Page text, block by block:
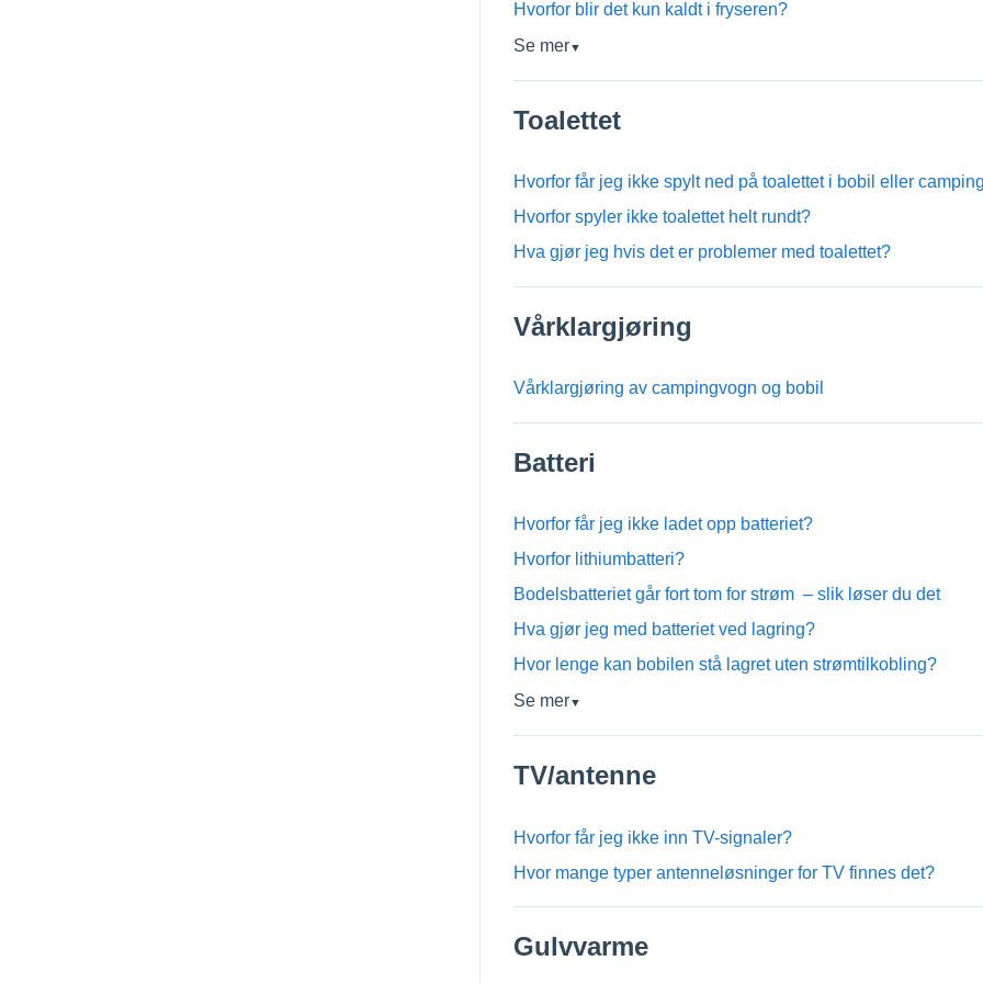
Hvorfor blir det kun kaldt i fryseren?
Se mer▼
Toalettet
Hvorfor får jeg ikke spylt ned på toalettet i bobil eller
Hvorfor spyler ikke toalettet helt rundt?
Hva gjør jeg hvis det er problemer med toalettet?
Vårklargjøring
Vårklargjøring av campingvogn og bobil
Batteri
Hvorfor får jeg ikke ladet opp batteriet?
Hvorfor lithiumbatteri?
Bodelsbatteriet går fort tom for strøm – slik løser du det
Hva gjør jeg med batteriet ved lagring?
Hvor lenge kan bobilen stå lagret uten strømtilkobling?
Se mer▼
TV/antenne
Hvorfor får jeg ikke inn TV-signaler?
Hvor mange typer antenneløsninger for TV finnes det?
Gulvvarme